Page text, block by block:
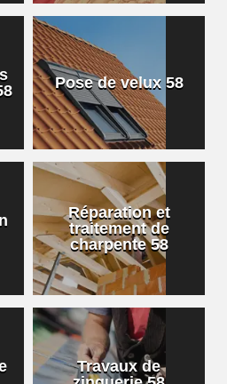
Pose de velux 58
Réparation et
traitement de
charpente 58
Travaux de